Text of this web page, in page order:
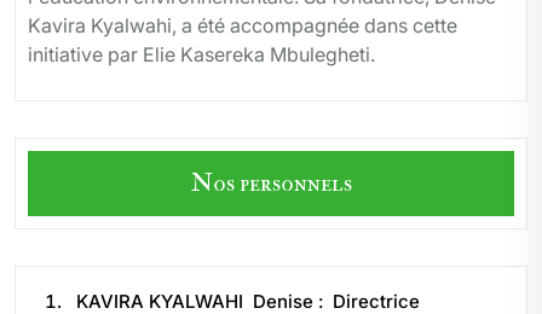
Kavira Kyalwahi, a été accompagnée dans cette
initiative par Elie Kasereka Mbulegheti.
Nos personnels
KAVIRA KYALWAHI Denise : Directrice